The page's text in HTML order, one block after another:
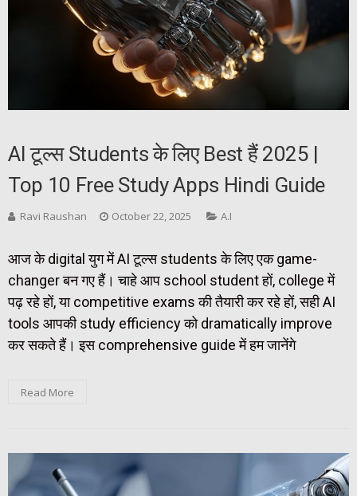
AI टूल्स Students के लिए Best हैं 2025 |
Top 10 Free Study Apps Hindi Guide
Ravi Raushan October 22, 2025 A.I
आज के digital युग में AI टूल्स students के लिए एक game-
changer बन गए हैं। चाहे आप school student हों, college में
पढ़ रहे हों, या competitive exams की तैयारी कर रहे हों, सही AI
tools आपकी study efficiency को dramatically improve
कर सकते हैं। इस comprehensive guide में हम जानेंगे
Read More